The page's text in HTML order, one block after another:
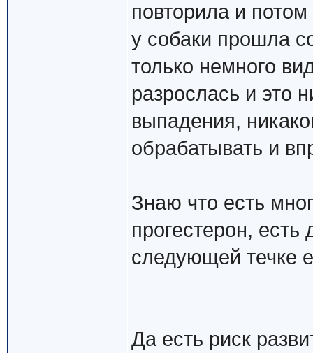
повторила и
у собаки прошла
только немного
разрослась и это
выпадения,
обрабатывать и
Знаю что есть
прогестерон,
следующей течке
Да есть риск